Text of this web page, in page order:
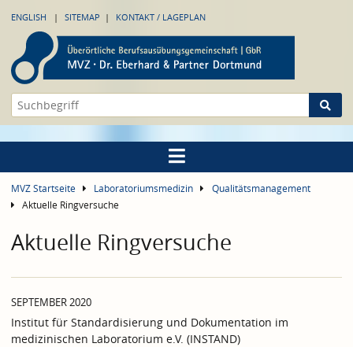
ENGLISH SITEMAP KONTAKT / LAGEPLAN
MVZ Startseite Laboratoriumsmedizin
Qualitätsmanagement
Aktuelle Ringversuche
Aktuelle Ringversuche
SEPTEMBER 2020
Institut für Standardisierung und Dokumentation im
medizinischen Laboratorium e.V. (INSTAND)